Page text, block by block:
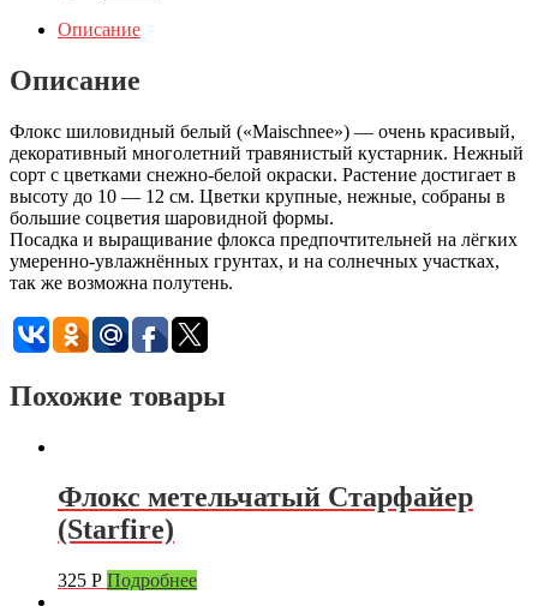
Описание
Описание
Флокс шиловидный белый («Maischnee») — очень красивый,
декоративный многолетний травянистый кустарник. Нежный
сорт с цветками снежно-белой окраски. Растение достигает в
высоту до 10 — 12 см. Цветки крупные, нежные, собраны в
большие соцветия шаровидной формы.
Посадка и выращивание флокса предпочтительней на лёгких
умеренно-увлажнённых грунтах, и на солнечных участках,
так же возможна полутень.
Похожие товары
Флокс метельчатый Старфайер
(Starfire)
325 Р Подробнее